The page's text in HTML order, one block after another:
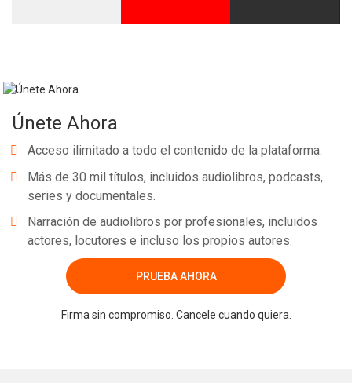
Únete Ahora
Acceso ilimitado a todo el contenido de la plataforma.
Más de 30 mil títulos, incluidos audiolibros, podcasts,
series y documentales.
Narración de audiolibros por profesionales, incluidos
actores, locutores e incluso los propios autores.
PRUEBA AHORA
Firma sin compromiso. Cancele cuando quiera.